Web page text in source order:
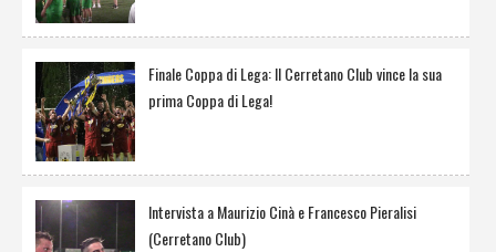
Finale Coppa di Lega: Il Cerretano Club vince la sua
prima Coppa di Lega!
Intervista a Maurizio Cinà e Francesco Pieralisi
(Cerretano Club)